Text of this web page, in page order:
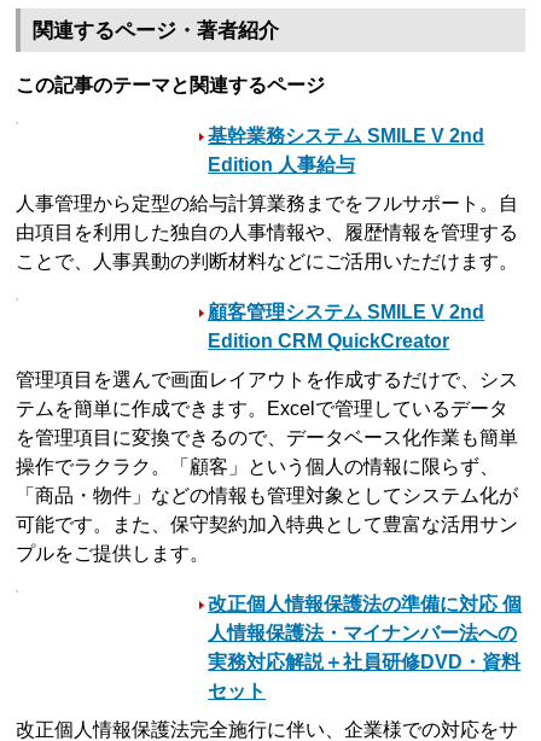
関連するページ・著者紹介
この記事のテーマと関連するページ
基幹業務システム SMILE V 2nd
Edition 人事給与
人事管理から定型の給与計算業務までをフルサポート。自
由項目を利用した独自の人事情報や、履歴情報を管理する
ことで、人事異動の判断材料などにご活用いただけます。
顧客管理システム SMILE V 2nd
Edition CRM QuickCreator
管理項目を選んで画面レイアウトを作成するだけで、シス
テムを簡単に作成できます。Excelで管理しているデータ
を管理項目に変換できるので、データベース化作業も簡単
操作でラクラク。「顧客」という個人の情報に限らず、
「商品・物件」などの情報も管理対象としてシステム化が
可能です。また、保守契約加入特典として豊富な活用サン
プルをご提供します。
改正個人情報保護法の準備に対応 個
人情報保護法・マイナンバー法への
実務対応解説＋社員研修DVD・資料
セット
改正個人情報保護法完全施行に伴い、企業様での対応をサ